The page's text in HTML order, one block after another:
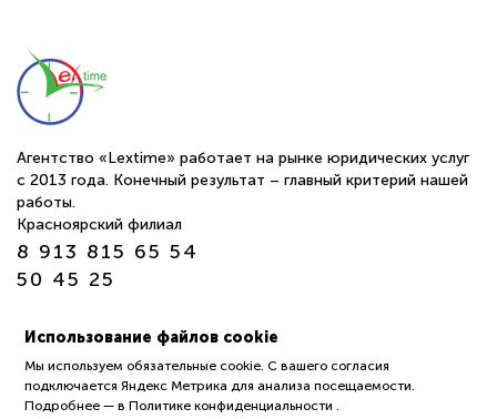
Агентство «Lextime» работает на рынке юридических услуг
с 2013 года. Конечный результат – главный критерий нашей
работы.
Красноярский филиал
8 913 815 65 54
50 45 25
пн-пт 9:00—18:00
Политика обработки защиты персональных данных
Использование файлов cookie
Мы используем обязательные cookie. С вашего согласия
подключается Яндекс Метрика для анализа посещаемости.
Подробнее — в Политике конфиденциальности .